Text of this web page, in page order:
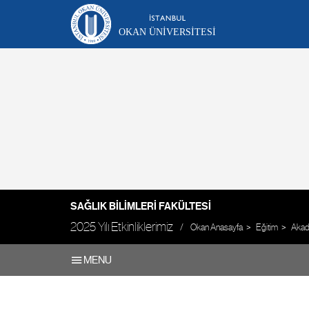
OKAN ÜNIVERSITESI
SAĞLIK BILIMLERI FAKÜLTESI
2025 Yılı Etkinliklerimiz Okan Anasayfa Eğitim
MENU